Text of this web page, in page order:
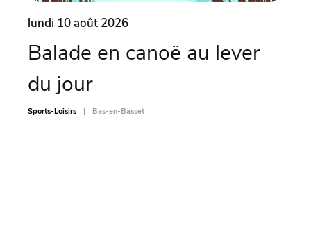
lundi 10 août 2026
Balade en canoë au lever
du jour
Sports-Loisirs Bas-en-Basset